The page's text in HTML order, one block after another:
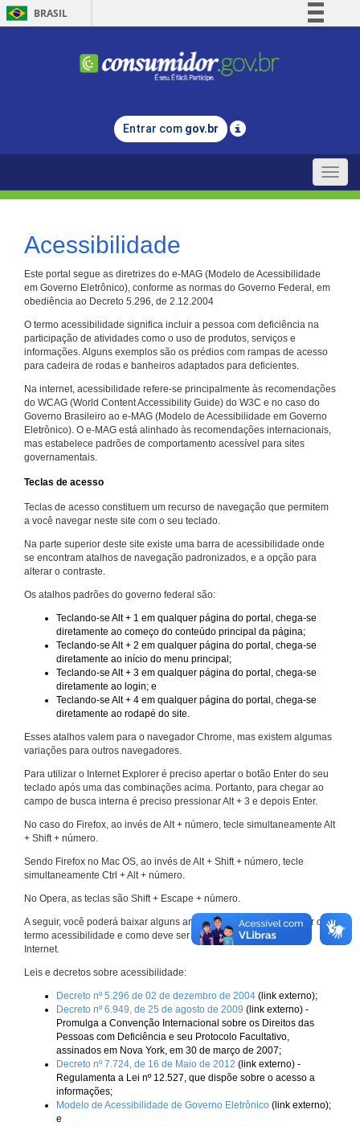
BRASIL
Comunica BR
Legislação
Entrar com gov.br
Toggle
Acessibilidade
Este portal segue as diretrizes do e-MAG (Modelo de Acessibilidade
em Governo Eletrônico), conforme as normas do Governo Federal, em
obediência ao Decreto 5.296, de 2.12.2004
O termo acessibilidade significa incluir a pessoa com deficiência na
participação de atividades como o uso de produtos, serviços e
informações. Alguns exemplos são os prédios com rampas de acesso
para cadeira de rodas e banheiros adaptados para deficientes.
Na internet, acessibilidade refere-se principalmente às recomendações
do WCAG (World Content Accessibility Guide) do W3C e no caso do
Governo Brasileiro ao e-MAG (Modelo de Acessibilidade em Governo
Eletrônico). O e-MAG está alinhado às recomendações internacionais,
mas estabelece padrões de comportamento acessível para sites
governamentais.
Teclas de acesso
Teclas de acesso constituem um recurso de navegação que permitem
a você navegar neste site com o seu teclado.
Na parte superior deste site existe uma barra de acessibilidade onde
se encontram atalhos de navegação padronizados, e a opção para
alterar o contraste.
Os atalhos padrões do governo federal são:
Teclando-se Alt + 1 em qualquer página do portal, chega-se
diretamente ao começo do conteúdo principal da página;
Teclando-se Alt + 2 em qualquer página do portal, chega-se
diretamente ao início do menu principal;
Teclando-se Alt + 3 em qualquer página do portal, chega-se
diretamente ao login; e
Teclando-se Alt + 4 em qualquer página do portal, chega-se
diretamente ao rodapé do site.
Esses atalhos valem para o navegador Chrome, mas existem algumas
variações para outros navegadores.
Para utilizar o Internet Explorer é preciso apertar o botão Enter do seu
teclado após uma das combinações acima. Portanto, para chegar ao
campo de busca interna é preciso pressionar Alt + 3 e depois Enter.
No caso do Firefox, ao invés de Alt + número, tecle simultaneamente Alt
+ Shift + número.
Sendo Firefox no Mac OS, ao invés de Alt + Shift + número, tecle
simultaneamente Ctrl + Alt + número.
No Opera, as teclas são Shift + Escape + número.
A seguir, você poderá baixar alguns arquivos que explicam melhor o
termo acessibilidade e como deve ser implementado nos sites da
Internet.
Leis e decretos sobre acessibilidade:
Decreto nº 5.296 de 02 de dezembro de 2004 (link externo);
Decreto nº 6.949, de 25 de agosto de 2009 (link externo) -
Promulga a Convenção Internacional sobre os Direitos das
Pessoas com Deficiência e seu Protocolo Facultativo,
assinados em Nova York, em 30 de março de 2007;
Decreto nº 7.724, de 16 de Maio de 2012 (link externo) -
Regulamenta a Lei nº 12.527, que dispõe sobre o acesso a
informações;
Modelo de Acessibilidade de Governo Eletrônico (link externo);
e